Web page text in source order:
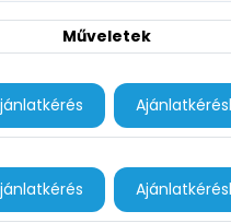
Műveletek